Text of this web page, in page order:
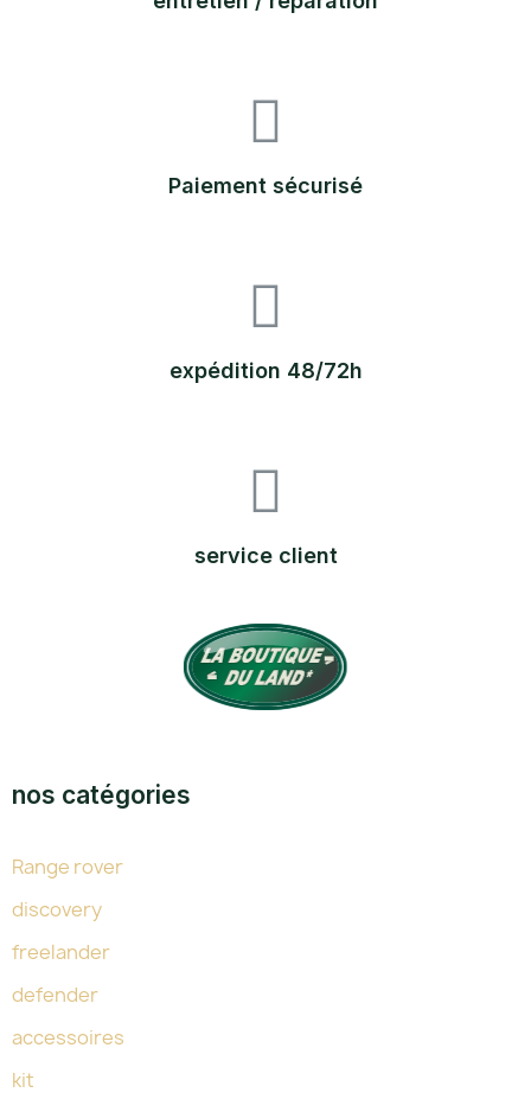
Paiement sécurisé
expédition 48/72h
service client
nos catégories
Range rover
discovery
freelander
defender
accessoires
kit